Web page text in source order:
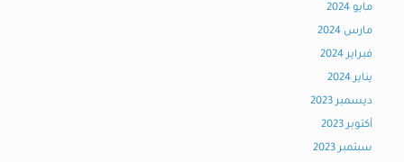
مايو 2024
مارس 2024
فبراير 2024
يناير 2024
ديسمبر 2023
أكتوبر 2023
سبتمبر 2023